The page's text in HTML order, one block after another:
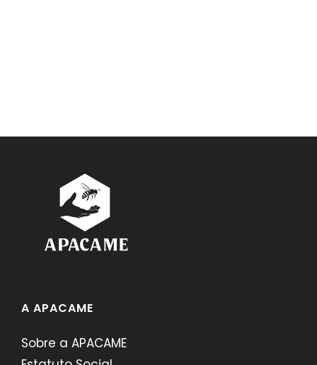
A APACAME
Sobre a APACAME